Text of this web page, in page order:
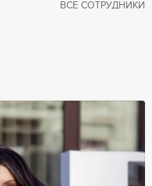
ВСЕ СОТРУДНИКИ